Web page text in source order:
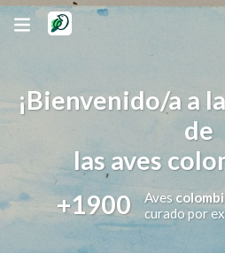
¡Bienvenido/a a
de
las aves
+1900
Aves
curado por